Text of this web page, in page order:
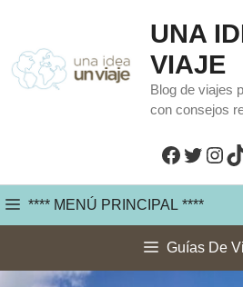
contenido
UNA
VIAJE
Blog de viajes
con consejos
**** MENÚ PRINCIPAL ****
Guías De